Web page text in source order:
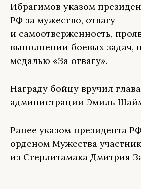
Ибрагимов указом
РФ за мужество, отвагу
и самоотверженность,
выполнении боевых задач,
медалью «За отвагу».
Награду бойцу вручил
администрации Эмиль
Ранее указом президента
орденом Мужества
из Стерлитамака Дмитрия